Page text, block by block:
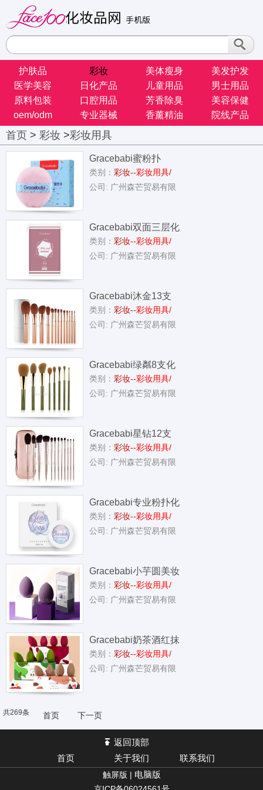
护肤品 彩妆 美体瘦身
美发护发
医学美容
日化产品 儿童用品
男士用品
原料包装
口腔用品 芳香除臭
美容保健
oem/odm
专业器械 香薰精油 院线产品
首页 > 彩妆 >彩妆用具
Gracebabi蜜粉扑
类别： 彩妆--彩妆用具/
公司: 广州森芒贸易有限
Gracebabi双面三层化
类别： 彩妆--彩妆用具/
公司: 广州森芒贸易有限
Gracebabi沐金13支
类别： 彩妆--彩妆用具/
公司: 广州森芒贸易有限
Gracebabi绿粼8支化
类别： 彩妆--彩妆用具/
公司: 广州森芒贸易有限
Gracebabi星钻12支
类别： 彩妆--彩妆用具/
公司: 广州森芒贸易有限
Gracebabi专业粉扑化
类别： 彩妆--彩妆用具/
公司: 广州森芒贸易有限
Gracebabi小芋圆美妆
类别： 彩妆--彩妆用具/
公司: 广州森芒贸易有限
Gracebabi奶茶酒红抹
类别： 彩妆--彩妆用具/
公司: 广州森芒贸易有限
共269条 首页 下一页
返回顶部
首页
关于我们 联系我们
触屏版 | 电脑版